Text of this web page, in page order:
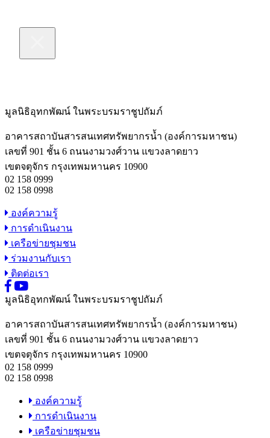
มูลนิธิอุทกพัฒน์ ในพระบรมราชูปถัมภ์
อาคารสถาบันสารสนเทศทรัพยากรน้ำ (องค์การมหาชน)
เลขที่ 901 ชั้น 6 ถนนงามวงศ์วาน แขวงลาดยาว
เขตจตุจักร กรุงเทพมหานคร 10900
02 158 0999
02 158 0998
องค์ความรู้
การดำเนินงาน
เครือข่ายชุมชน
ร่วมงานกับเรา
ติดต่อเรา
มูลนิธิอุทกพัฒน์ ในพระบรมราชูปถัมภ์
อาคารสถาบันสารสนเทศทรัพยากรน้ำ (องค์การมหาชน)
เลขที่ 901 ชั้น 6 ถนนงามวงศ์วาน แขวงลาดยาว
เขตจตุจักร กรุงเทพมหานคร 10900
02 158 0999
02 158 0998
องค์ความรู้
การดำเนินงาน
เครือข่ายชุมชน